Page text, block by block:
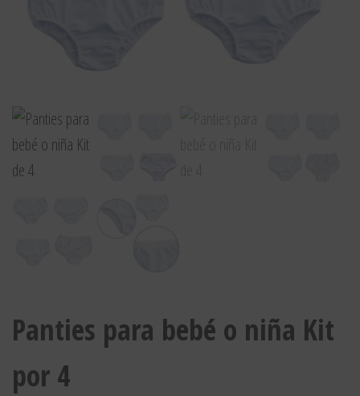
Panties para bebé o niña Kit
por 4